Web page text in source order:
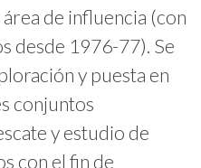
p
l
de influencia (con
desde 1976-77). Se
y puesta en
conjuntos
y estudio de
con el fin de